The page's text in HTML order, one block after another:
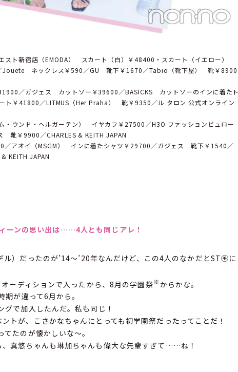
スト新宿店（EMODA） スカート（白）￥48400・スカート（イエロー）
Jouete ネックレス￥590／GU 靴下￥1670／Tabio（靴下屋） 靴￥8900
／ガジェス カットソー￥39600／BASICKS カットソーのインに着たト
￥41800／LITMUS（Her Praha） 靴￥9350／ル タロン 公式オンライン
・ウンド・ヘルガーテン） イヤカフ￥27500／H3O ファッションビュロー
靴￥9900／CHARLES & KEITH JAPAN
／アオイ（MSGM） インに着たシャツ￥29700／ガジェス 靴下￥1540／
KEITH JAPAN
ーンの思い出は……4人とも同じアレ！
）だったのが’14〜’20年なんだけど、この4人のなかだとST㋲に
ーディションで入ったから、8月の学園祭※からかな。
が違って6月から。
で加入したんだ。私も同じ！
トが、こさかなちゃんにとっても初学園祭だったってことだ！
たのが懐かしいな〜。
真悠ちゃんも琳加ちゃんも偉大な先輩すぎて……ね！